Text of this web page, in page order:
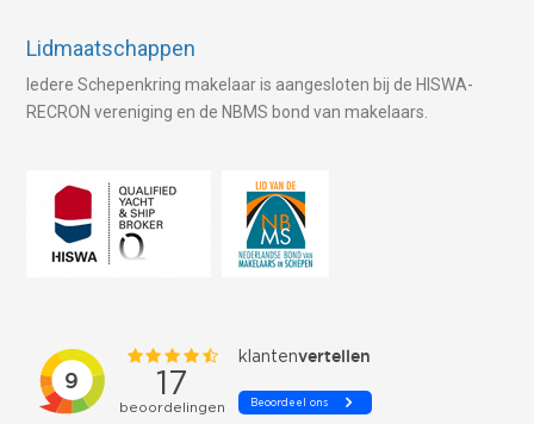
Lidmaatschappen
Iedere Schepenkring makelaar is aangesloten bij de HISWA-
RECRON vereniging en de NBMS bond van makelaars.